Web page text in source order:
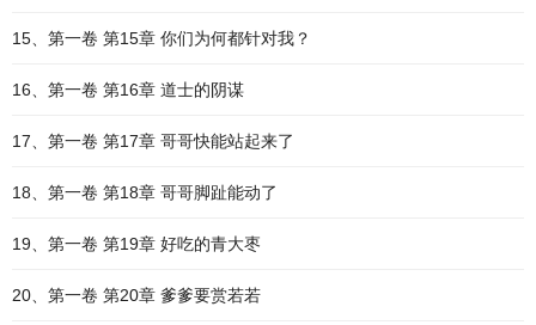
15、第一卷 第15章 你们为何都针对我？
16、第一卷 第16章 道士的阴谋
17、第一卷 第17章 哥哥快能站起来了
18、第一卷 第18章 哥哥脚趾能动了
19、第一卷 第19章 好吃的青大枣
20、第一卷 第20章 爹爹要赏若若